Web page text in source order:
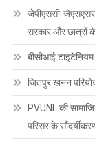
जेपीएससी-
सरकार और छात्रों
बीसीआई टाइटेनियम
जितपुर खनन
PVUNL की
परिसर के